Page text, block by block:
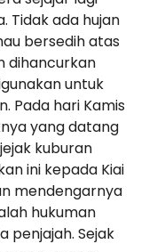
Tidak ada hujan
bersedih atas
dihancurkan
untuk
Pada hari Kamis
yang datang
kuburan
ini kepada Kiai
mendengarnya
hukuman
penjajah. Sejak